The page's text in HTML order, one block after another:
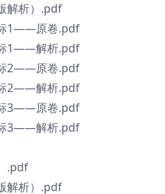
解析）.pdf
1——原卷.pdf
1——解析.pdf
2——原卷.pdf
2——解析.pdf
3——原卷.pdf
3——解析.pdf
.pdf
解析）.pdf